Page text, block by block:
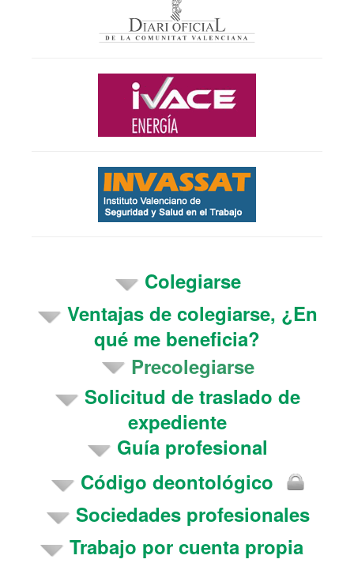
Colegiarse
Ventajas de colegiarse, ¿En
qué me beneficia?
Precolegiarse
Solicitud de traslado de
expediente
Guía profesional
Código deontológico
Sociedades profesionales
Trabajo por cuenta propia